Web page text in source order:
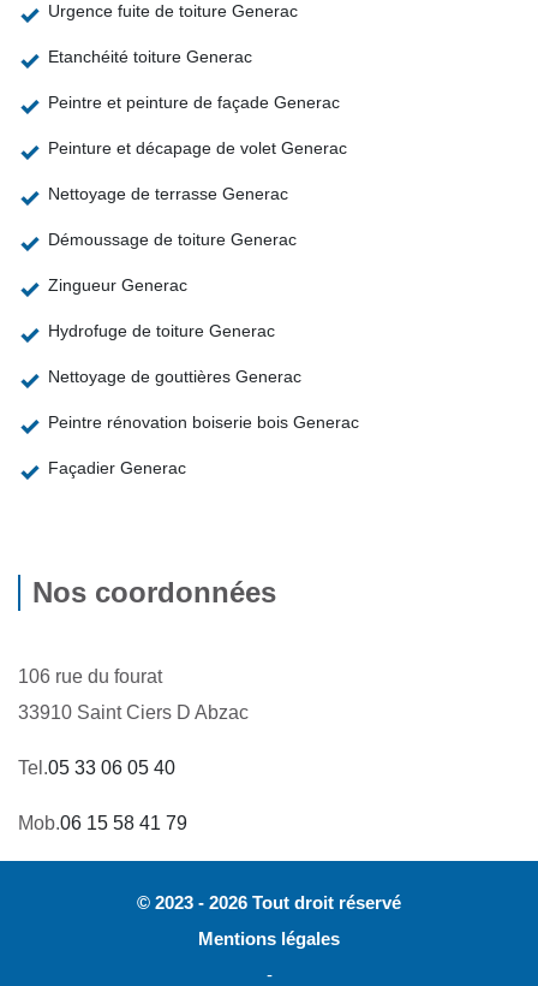
Urgence fuite de toiture Generac
Etanchéité toiture Generac
Peintre et peinture de façade Generac
Peinture et décapage de volet Generac
Nettoyage de terrasse Generac
Démoussage de toiture Generac
Zingueur Generac
Hydrofuge de toiture Generac
Nettoyage de gouttières Generac
Peintre rénovation boiserie bois Generac
Façadier Generac
Nos coordonnées
106 rue du fourat
33910 Saint Ciers D Abzac
Tel.05 33 06 05 40
Mob.06 15 58 41 79
© 2023 - 2026 Tout droit réservé
Mentions légales
-